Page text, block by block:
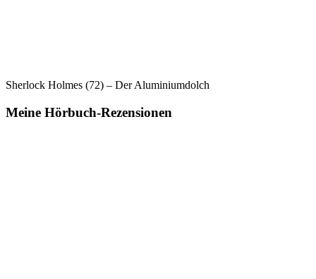
Sherlock Holmes (72) – Der Aluminiumdolch
Meine Hörbuch-Rezensionen